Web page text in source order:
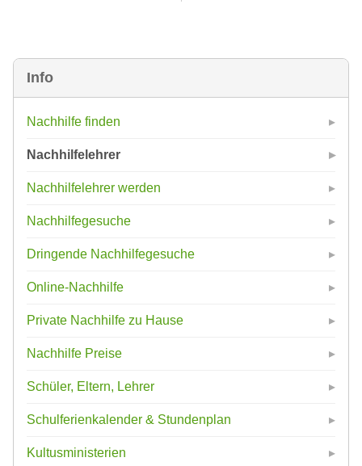
Info
Nachhilfe finden
Nachhilfelehrer
Nachhilfelehrer werden
Nachhilfegesuche
Dringende Nachhilfegesuche
Online-Nachhilfe
Private Nachhilfe zu Hause
Nachhilfe Preise
Schüler, Eltern, Lehrer
Schulferienkalender & Stundenplan
Kultusministerien